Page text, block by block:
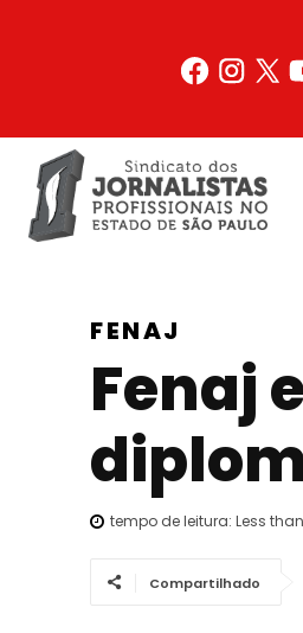
FENAJ
Fenaj
tempo de leitura: Less than
Compartilhado